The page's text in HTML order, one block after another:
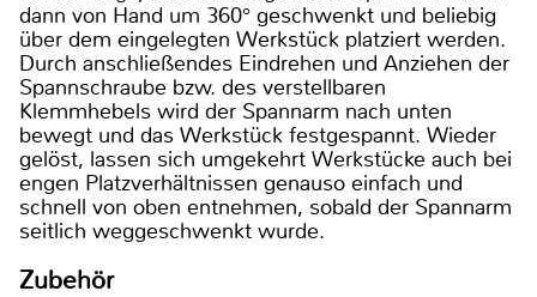
dann von Hand um 360° geschwenkt und beliebig
über dem eingelegten Werkstück platziert werden.
Durch anschließendes Eindrehen und Anziehen der
Spannschraube bzw. des verstellbaren
Klemmhebels wird der Spannarm nach unten
bewegt und das Werkstück festgespannt. Wieder
gelöst, lassen sich umgekehrt Werkstücke auch bei
engen Platzverhältnissen genauso einfach und
schnell von oben entnehmen, sobald der Spannarm
seitlich weggeschwenkt wurde.
Zubehör